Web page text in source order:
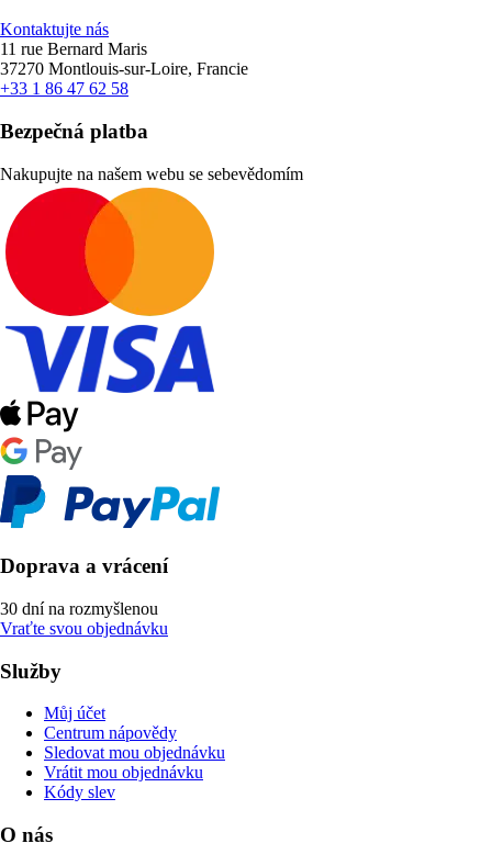
Kontaktujte nás
11 rue Bernard Maris
37270 Montlouis-sur-Loire, Francie
+33 1 86 47 62 58
Bezpečná platba
Nakupujte na našem webu se sebevědomím
Doprava a vrácení
30 dní na rozmyšlenou
Vraťte svou objednávku
Služby
Můj účet
Centrum nápovědy
Sledovat mou objednávku
Vrátit mou objednávku
Kódy slev
O nás